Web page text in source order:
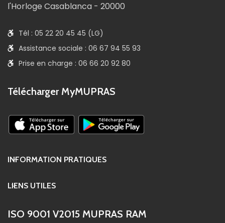
l'Horloge Casablanca - 20000
Tél : 05 22 20 45 45 (LG)
Assistance sociale : 06 67 94 55 93
Prise en charge : 06 66 20 92 80
Télécharger MyMUPRAS
INFORMATION PRATIQUES
LIENS UTILES
ISO 9001 V2015 MUPRAS RAM